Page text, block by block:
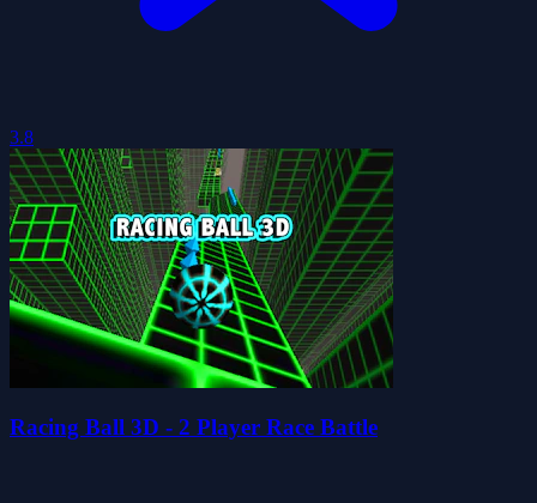
3.8
Racing Ball 3D - 2 Player Race Battle